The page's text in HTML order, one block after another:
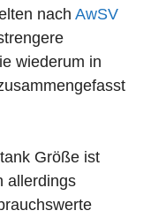
nach AwSV
wiederum in
Größe ist
allerdings